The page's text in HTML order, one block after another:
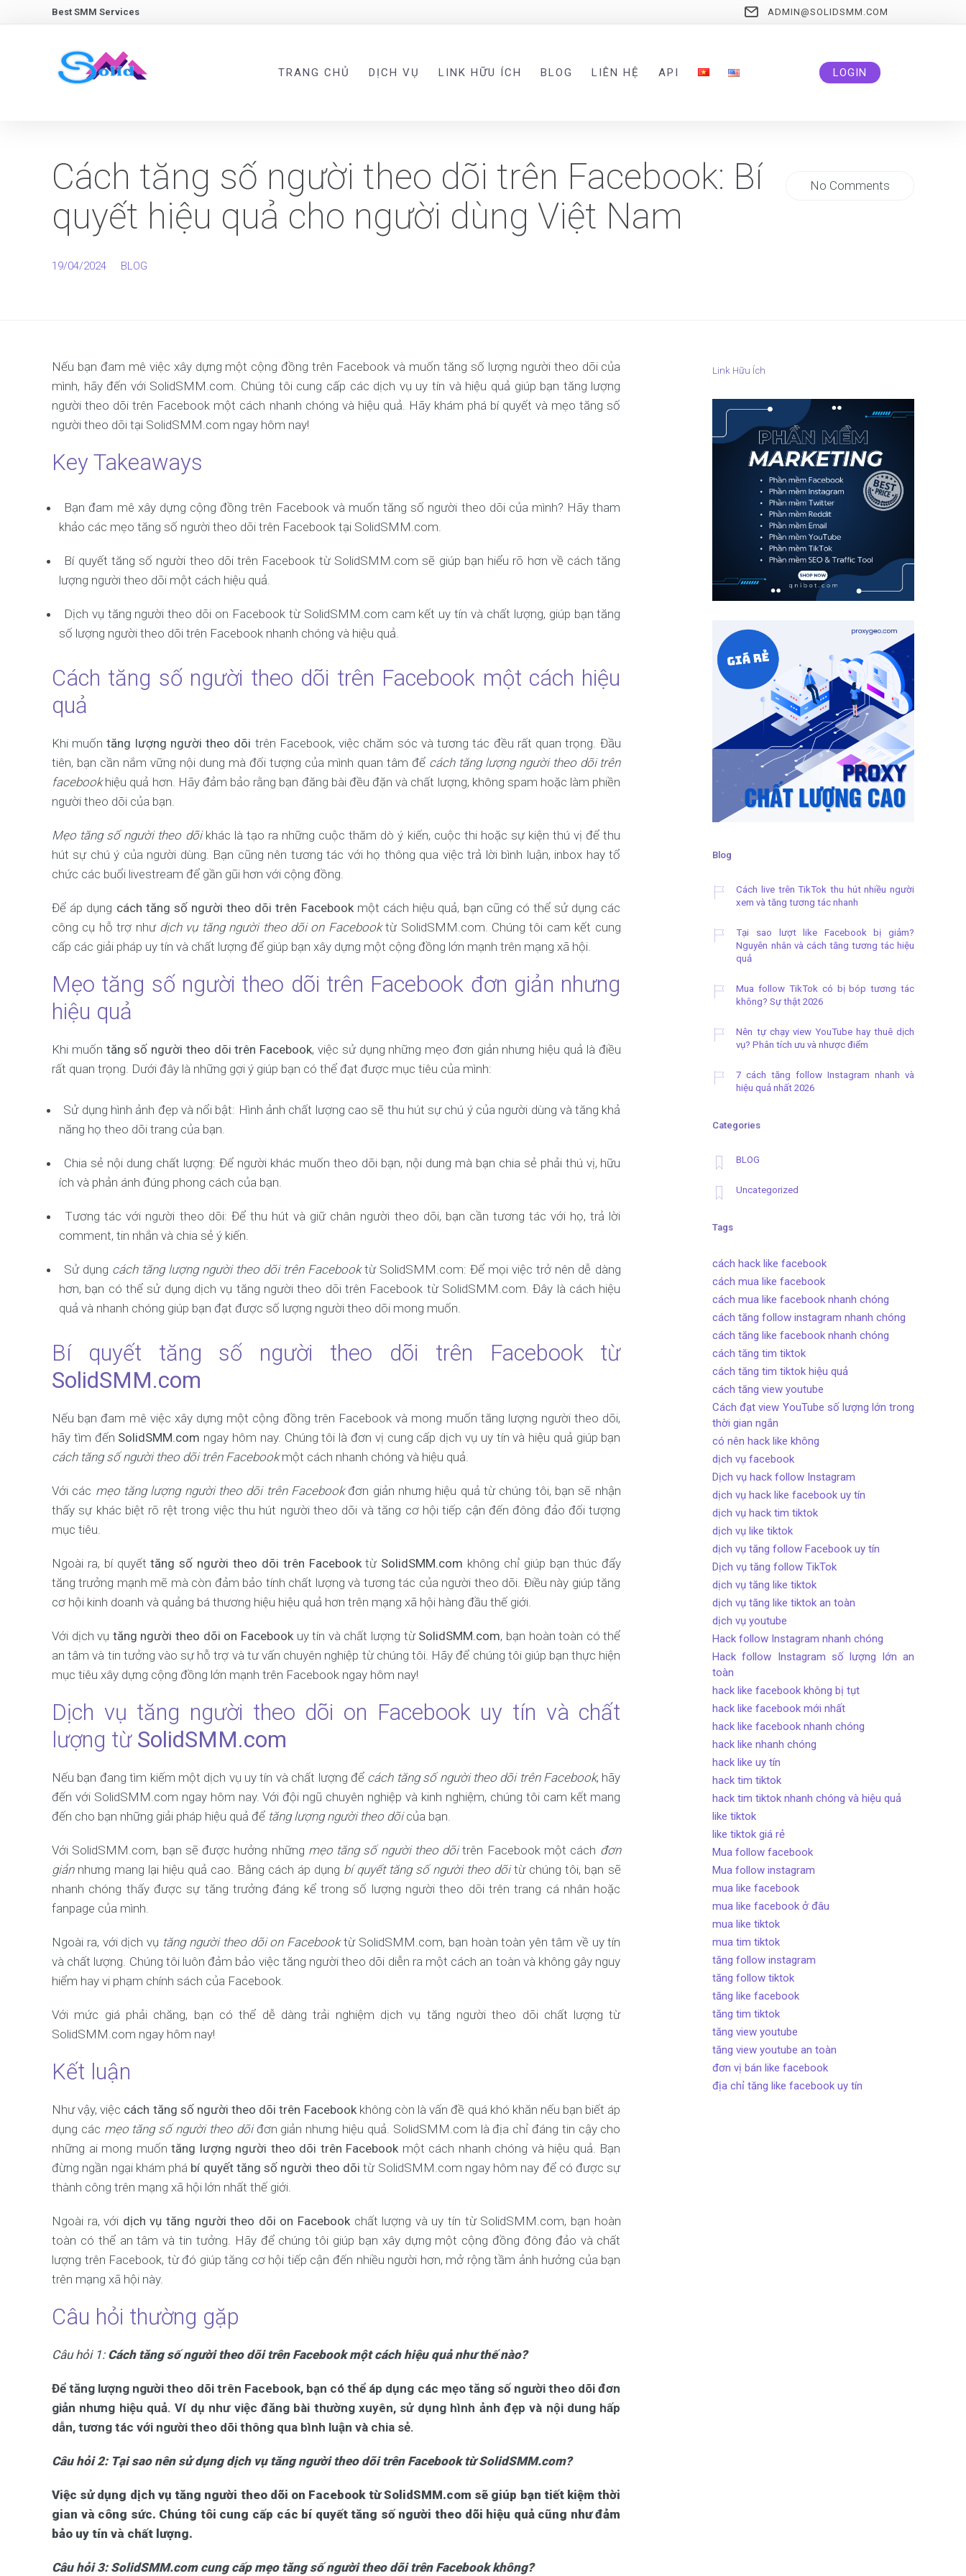
Best SMM Services ADMIN@SOLIDSMM.COM
TRANG CHỦ DỊCH VỤ LINK HỮU ÍCH BLOG LIÊN HỆ API LOGIN
Cách tăng số người theo dõi trên Facebook: Bí
quyết hiệu quả cho người dùng Việt Nam
19/04/2024 BLOG
No Comments
Nếu bạn đam mê việc xây dựng một cộng đồng trên Facebook và muốn tăng số lượng người theo dõi của
mình, hãy đến với SolidSMM.com. Chúng tôi cung cấp các dịch vụ uy tín và hiệu quả giúp bạn tăng lượng
người theo dõi trên Facebook một cách nhanh chóng và hiệu quả. Hãy khám phá bí quyết và mẹo tăng số
người theo dõi tại SolidSMM.com ngay hôm nay!
Key Takeaways
Bạn đam mê xây dựng cộng đồng trên Facebook và muốn tăng số người theo dõi của mình? Hãy tham
khảo các mẹo tăng số người theo dõi trên Facebook tại SolidSMM.com.
Bí quyết tăng số người theo dõi trên Facebook từ SolidSMM.com sẽ giúp bạn hiểu rõ hơn về cách tăng
lượng người theo dõi một cách hiệu quả.
Dịch vụ tăng người theo dõi on Facebook từ SolidSMM.com cam kết uy tín và chất lượng, giúp bạn tăng
số lượng người theo dõi trên Facebook nhanh chóng và hiệu quả.
Cách tăng số người theo dõi trên Facebook một cách hiệu
quả
Khi muốntăng lượng người theo dõi trên Facebook, việc chăm sóc và tương tác đều rất quan trọng. Đầu
tiên, bạn cần nắm vững nội dung mà đối tượng của mình quan tâm để cách tăng lượng người theo dõi trên
facebookhiệu quả hơn. Hãy đảm bảo rằng bạn đăng bài đều đặn và chất lượng, không spam hoặc làm phiền
người theo dõi của bạn.
Mẹo tăng số người theo dõikhác là tạo ra những cuộc thăm dò ý kiến, cuộc thi hoặc sự kiện thú vị để thu
hút sự chú ý của người dùng. Bạn cũng nên tương tác với họ thông qua việc trả lời bình luận, inbox hay tổ
chức các buổi livestream để gần gũi hơn với cộng đồng.
Để áp dụng cách tăng số người theo dõi trên Facebookmột cách hiệu quả, bạn cũng có thể sử dụng các
công cụ hỗ trợ như dịch vụ tăng người theo dõi on Facebooktừ SolidSMM.com. Chúng tôi cam kết cung
cấp các giải pháp uy tín và chất lượng để giúp bạn xây dựng một cộng đồng lớn mạnh trên mạng xã hội.
Mẹo tăng số người theo dõi trên Facebook đơn giản nhưng
hiệu quả
Khi muốn tăng số người theo dõi trên Facebook, việc sử dụng những mẹo đơn giản nhưng hiệu quả là điều
rất quan trọng. Dưới đây là những gợi ý giúp bạn có thể đạt được mục tiêu của mình:
Sử dụng hình ảnh đẹp và nổi bật: Hình ảnh chất lượng cao sẽ thu hút sự chú ý của người dùng và tăng khả
năng họ theo dõi trang của bạn.
Chia sẻ nội dung chất lượng: Để người khác muốn theo dõi bạn, nội dung mà bạn chia sẻ phải thú vị, hữu
ích và phản ánh đúng phong cách của bạn.
Tương tác với người theo dõi: Để thu hút và giữ chân người theo dõi, bạn cần tương tác với họ, trả lời
comment, tin nhắn và chia sẻ ý kiến.
Sử dụng cách tăng lượng người theo dõi trên Facebooktừ SolidSMM.com: Để mọi việc trở nên dễ dàng
hơn, bạn có thể sử dụng dịch vụ tăng người theo dõi trên Facebook từ SolidSMM.com. Đây là cách hiệu
quả và nhanh chóng giúp bạn đạt được số lượng người theo dõi mong muốn.
Bí quyết tăng số người theo dõi trên Facebook từ
SolidSMM.com
Nếu bạn đam mê việc xây dựng một cộng đồng trên Facebook và mong muốn tăng lượng người theo dõi,
hãy tìm đến SolidSMM.com ngay hôm nay. Chúng tôi là đơn vị cung cấp dịch vụ uy tín và hiệu quả giúp bạn
cách tăng số người theo dõi trên Facebookmột cách nhanh chóng và hiệu quả.
Với các mẹo tăng lượng người theo dõi trên Facebookđơn giản nhưng hiệu quả từ chúng tôi, bạn sẽ nhận
thấy sự khác biệt rõ rệt trong việc thu hút người theo dõi và tăng cơ hội tiếp cận đến đông đảo đối tượng
mục tiêu.
Ngoài ra, bí quyếttăng số người theo dõi trên Facebooktừ SolidSMM.com không chỉ giúp bạn thúc đẩy
tăng trưởng mạnh mẽ mà còn đảm bảo tính chất lượng và tương tác của người theo dõi. Điều này giúp tăng
cơ hội kinh doanh và quảng bá thương hiệu hiệu quả hơn trên mạng xã hội hàng đầu thế giới.
Với dịch vụ tăng người theo dõi on Facebook uy tín và chất lượng từ SolidSMM.com, bạn hoàn toàn có thể
an tâm và tin tưởng vào sự hỗ trợ và tư vấn chuyên nghiệp từ chúng tôi. Hãy để chúng tôi giúp bạn thực hiện
mục tiêu xây dựng cộng đồng lớn mạnh trên Facebook ngay hôm nay!
Dịch vụ tăng người theo dõi on Facebook uy tín và chất
lượng từ SolidSMM.com
Nếu bạn đang tìm kiếm một dịch vụ uy tín và chất lượng để cách tăng số người theo dõi trên Facebook, hãy
đến với SolidSMM.com ngay hôm nay. Với đội ngũ chuyên nghiệp và kinh nghiệm, chúng tôi cam kết mang
đến cho bạn những giải pháp hiệu quả để tăng lượng người theo dõicủa bạn.
Với SolidSMM.com, bạn sẽ được hưởng những mẹo tăng số người theo dõitrên Facebook một cách đơn
giảnnhưng mang lại hiệu quả cao. Bằng cách áp dụng bí quyết tăng số người theo dõitừ chúng tôi, bạn sẽ
nhanh chóng thấy được sự tăng trưởng đáng kể trong số lượng người theo dõi trên trang cá nhân hoặc
fanpage của mình.
Ngoài ra, với dịch vụ tăng người theo dõi on Facebooktừ SolidSMM.com, bạn hoàn toàn yên tâm về uy tín
và chất lượng. Chúng tôi luôn đảm bảo việc tăng người theo dõi diễn ra một cách an toàn và không gây nguy
hiểm hay vi phạm chính sách của Facebook.
Với mức giá phải chăng, bạn có thể dễ dàng trải nghiệm dịch vụ tăng người theo dõi chất lượng từ
SolidSMM.com ngay hôm nay!
Kết luận
Như vậy, việc cách tăng số người theo dõi trên Facebookkhông còn là vấn đề quá khó khăn nếu bạn biết áp
dụng các mẹo tăng số người theo dõiđơn giản nhưng hiệu quả. SolidSMM.com là địa chỉ đáng tin cậy cho
những ai mong muốntăng lượng người theo dõi trên Facebook một cách nhanh chóng và hiệu quả. Bạn
đừng ngần ngại khám phá bí quyết tăng số người theo dõi từ SolidSMM.com ngay hôm nay để có được sự
thành công trên mạng xã hội lớn nhất thế giới.
Ngoài ra, với dịch vụ tăng người theo dõi on Facebook chất lượng và uy tín từ SolidSMM.com, bạn hoàn
toàn có thể an tâm và tin tưởng. Hãy để chúng tôi giúp bạn xây dựng một cộng đồng đông đảo và chất
lượng trên Facebook, từ đó giúp tăng cơ hội tiếp cận đến nhiều người hơn, mở rộng tầm ảnh hưởng của bạn
trên mạng xã hội này.
Câu hỏi thường gặp
Câu hỏi 1: Cách tăng số người theo dõi trên Facebook một cách hiệu quả như thế nào?
Để tăng lượng người theo dõi trên Facebook, bạn có thể áp dụng các mẹo tăng số người theo dõi đơn
giản nhưng hiệu quả. Ví dụ như việc đăng bài thường xuyên, sử dụng hình ảnh đẹp và nội dung hấp
dẫn, tương tác với người theo dõi thông qua bình luận và chia sẻ.
Câu hỏi 2: Tại sao nên sử dụng dịch vụ tăng người theo dõi trên Facebook từ SolidSMM.com?
Việc sử dụng dịch vụ tăng người theo dõi on Facebook từ SolidSMM.com sẽ giúp bạn tiết kiệm thời
gian và công sức. Chúng tôi cung cấp các bí quyết tăng số người theo dõi hiệu quả cũng như đảm
bảo uy tín và chất lượng.
Câu hỏi 3: SolidSMM.com cung cấp mẹo tăng số người theo dõi trên Facebook không?
Link Hữu Ích
Blog
Cách live trên TikTok thu hút nhiều người
xem và tăng tương tác nhanh
Tại sao lượt like Facebook bị giảm?
Nguyên nhân và cách tăng tương tác hiệu
quả
Mua follow TikTok có bị bóp tương tác
không? Sự thật 2026
Nên tự chạy view YouTube hay thuê dịch
vụ? Phân tích ưu và nhược điểm
7 cách tăng follow Instagram nhanh và
hiệu quả nhất 2026
Categories
BLOG
Uncategorized
Tags
cách hack like facebook
cách mua like facebook
cách mua like facebook nhanh chóng
cách tăng follow instagram nhanh chóng
cách tăng like facebook nhanh chóng
cách tăng tim tiktok
cách tăng tim tiktok hiệu quả
cách tăng view youtube
Cách đạt view YouTube số lượng lớn trong
thời gian ngắn
có nên hack like không
dịch vụ facebook
Dịch vụ hack follow Instagram
dịch vụ hack like facebook uy tín
dịch vụ hack tim tiktok
dịch vụ like tiktok
dịch vụ tăng follow Facebook uy tín
Dịch vụ tăng follow TikTok
dịch vụ tăng like tiktok
dịch vụ tăng like tiktok an toàn
dịch vụ youtube
Hack follow Instagram nhanh chóng
Hack follow Instagram số lượng lớn an
toàn
hack like facebook không bị tụt
hack like facebook mới nhất
hack like facebook nhanh chóng
hack like nhanh chóng
hack like uy tín
hack tim tiktok
hack tim tiktok nhanh chóng và hiệu quả
like tiktok
like tiktok giá rẻ
Mua follow facebook
Mua follow instagram
mua like facebook
mua like facebook ở đâu
mua like tiktok
mua tim tiktok
tăng follow instagram
tăng follow tiktok
tăng like facebook
tăng tim tiktok
tăng view youtube
tăng view youtube an toàn
đơn vị bán like facebook
địa chỉ tăng like facebook uy tín